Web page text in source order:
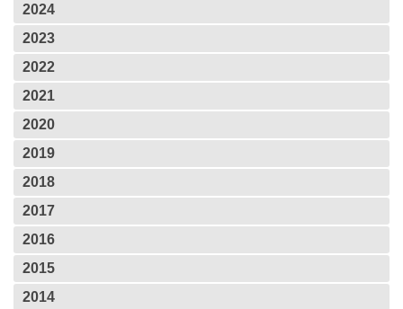
2024
2023
2022
2021
2020
2019
2018
2017
2016
2015
2014